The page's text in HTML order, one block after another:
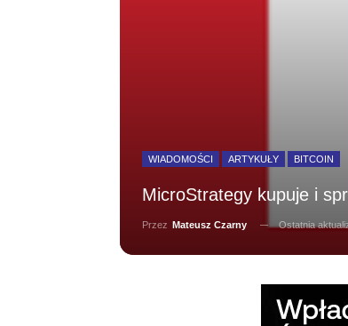
WIADOMOŚCI ARTYKUŁY BITCOIN
MicroStrategy kupuje i
Przez Mateusz Czarny Ostatnia